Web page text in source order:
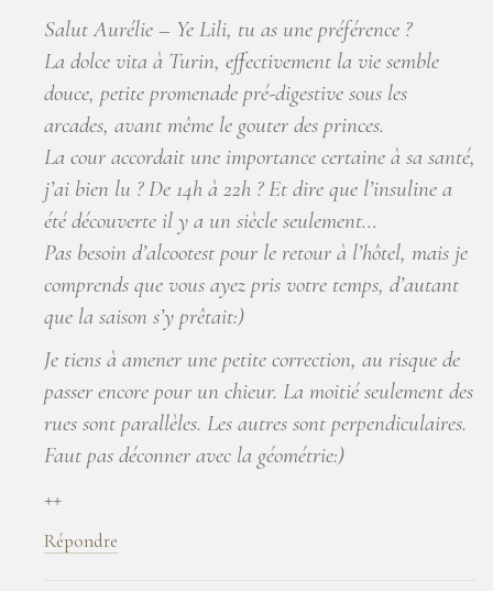
Salut Aurélie – Ye Lili, tu as une préférence ?
La dolce vita à Turin, effectivement la vie semble
douce, petite promenade pré-digestive sous les
arcades, avant même le gouter des princes.
La cour accordait une importance certaine à sa santé,
j’ai bien lu ? De 14h à 22h ? Et dire que l’insuline a
été découverte il y a un siècle seulement…
Pas besoin d’alcootest pour le retour à l’hôtel, mais je
comprends que vous ayez pris votre temps, d’autant
que la saison s’y prêtait:)
Je tiens à amener une petite correction, au risque de
passer encore pour un chieur. La moitié seulement des
rues sont parallèles. Les autres sont perpendiculaires.
Faut pas déconner avec la géométrie:)
++
Répondre